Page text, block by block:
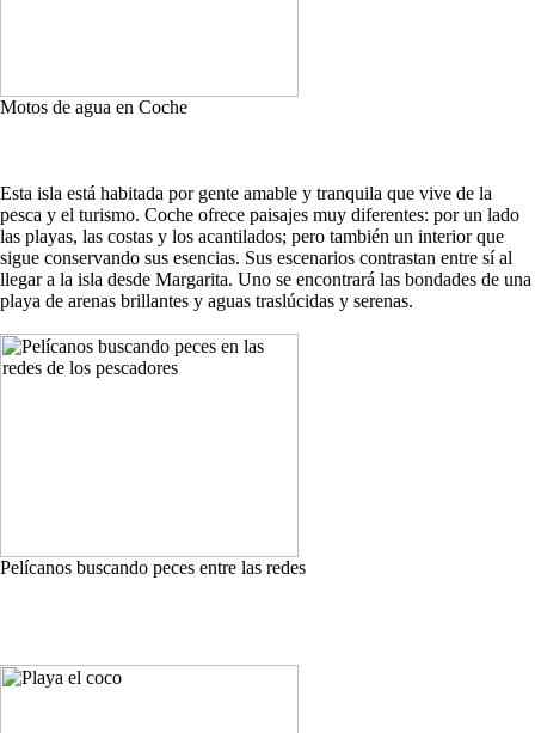
Motos de agua en Coche
Esta isla está habitada por gente amable y tranquila que vive de la
pesca y el turismo. Coche ofrece paisajes muy diferentes: por un lado
las playas, las costas y los acantilados; pero también un interior que
sigue conservando sus esencias. Sus escenarios contrastan entre sí al
llegar a la isla desde Margarita. Uno se encontrará las bondades de una
playa de arenas brillantes y aguas traslúcidas y serenas.
Pelícanos buscando peces entre las redes